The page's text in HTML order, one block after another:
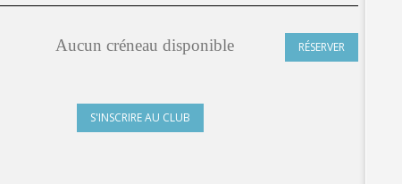
Aucun créneau disponible RÉSERVER
S'INSCRIRE AU CLUB